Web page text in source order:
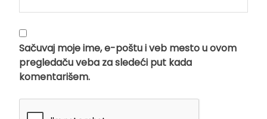
Sačuvaj moje ime, e-poštu i veb mesto u ovom
pregledaču veba za sledeći put kada
komentarišem.